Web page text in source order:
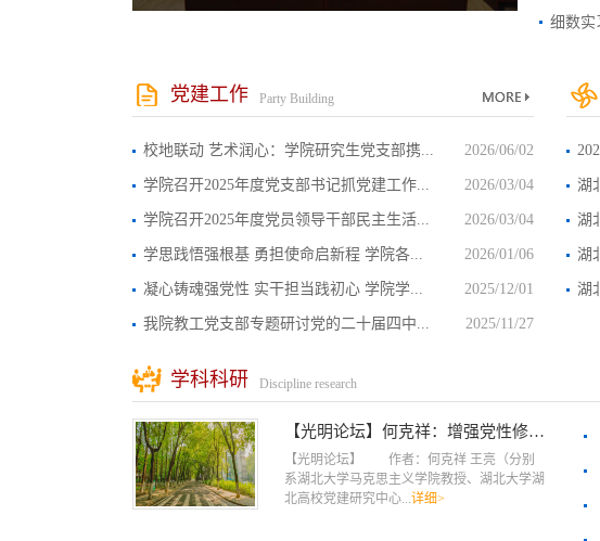
细数
党建工作 Party Building
校地联动 艺术润心：学院研究生党支部携... 2026/06/02
学院召开2025年度党支部书记抓党建工作... 2026/03/04
学院召开2025年度党员领导干部民主生活... 2026/03/04
学思践悟强根基 勇担使命启新程 学院各... 2026/01/06
凝心铸魂强党性 实干担当践初心 学院学... 2025/12/01
我院教工党支部专题研讨党的二十届四中... 2025/11/27
湖
湖
湖
湖
学科科研 Discipline research
【光明论坛】何克祥：增强党性修
养，树...
【光明论坛】 作者：何克祥 王亮（分别
系湖北大学马克思主义学院教授、湖北大学湖
北高校党建研究中心...详细>